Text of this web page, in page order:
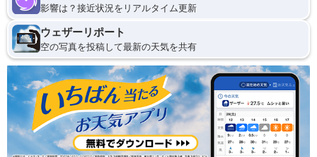
影響は？接近状況をリアルタイム更新
ウェザーリポート
空の写真を投稿して最新の天気を共有